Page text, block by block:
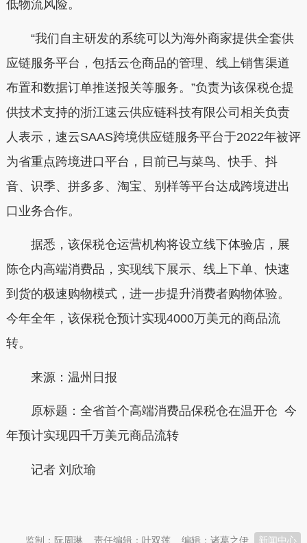
低物流风险。
“我们自主研发的系统可以为海外商家提供全套供
应链服务平台，包括云仓商品的管理、线上销售渠道
布置和数据订单推送报关等服务。”负责为该保税仓提
供技术支持的浙江速云供应链科技有限公司相关负责
人表示，速云SAAS跨境供应链服务平台于2022年被评
为省重点跨境进口平台，目前已与菜鸟、快手、抖
音、识季、拼多多、淘宝、别样等平台达成跨境进出
口业务合作。
据悉，该保税仓运营机构将设立线下体验店，展
陈仓内高端消费品，实现线下展示、线上下单、快速
到货的极速购物模式，进一步提升消费者购物体验。
今年全年，该保税仓预计实现4000万美元的商品流
转。
来源：温州日报
原标题：全省首个高端消费品保税仓在温开仓 今
年预计实现四千万美元商品流转
记者 刘欣瑜
新闻中心
编辑：诸葛之伊
责任编辑：叶双莲
监制：阮周琳